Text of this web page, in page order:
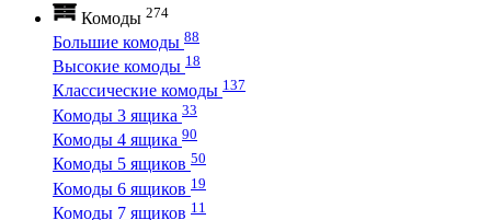
Комоды 274
Большие комоды 88
Высокие комоды 18
Классические комоды 137
Комоды 3 ящика 33
Комоды 4 ящика 90
Комоды 5 ящиков 50
Комоды 6 ящиков 19
Комоды 7 ящиков 11